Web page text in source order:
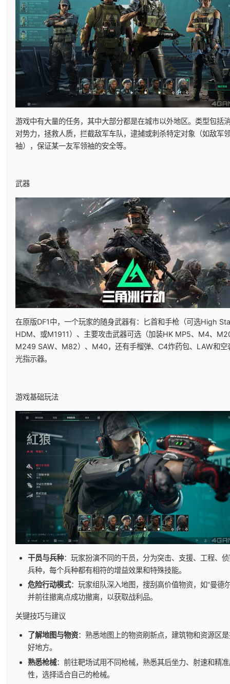
游戏中有大量的任务，其中大部分都是在城市以外地区。类型包括
对势力，拯救人质，拦截敌军车队，逮捕或刺杀特定对象（如敌军
袖），保证某一友军领袖的安全等。
武器
在原版DF1中，一个玩家的随身武器有：匕首和手枪（可选High
HDM、或M1911）、主要攻击武器可选（加装HK MP5、M4、
M249 SAW、M82）、M40，还有手榴弹、C4炸药包、LAW和空
光指示器。
游戏基础玩法
干员与兵种：玩家扮演不同的干员，分为突击、支援、工程、
兵种，每个兵种都有相符的增益效果和特殊技能。
危险行动模式：玩家组队深入地图，搜刮高价值物资，如“曼德
并前往撤离点成功撤离，以获取战利品。
关键技巧与建议
了解地图与物资：熟悉地图上的物资刷新点，建筑物和资源区
好地方。
熟悉枪械：前往靶场试用不同枪械，熟悉其后坐力、射速和精
性，选择适合自己的枪械。